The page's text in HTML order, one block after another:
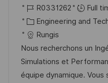
o
c
a
t
i
o
J
o
b
I
d
R0331262
Full
C
a
t
e
g
Engineering and
Rungis
Nous recherchons un
Simulations et
équipe dynamique.